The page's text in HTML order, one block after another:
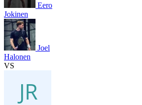
Eero
Jokinen
Joel
Halonen
VS